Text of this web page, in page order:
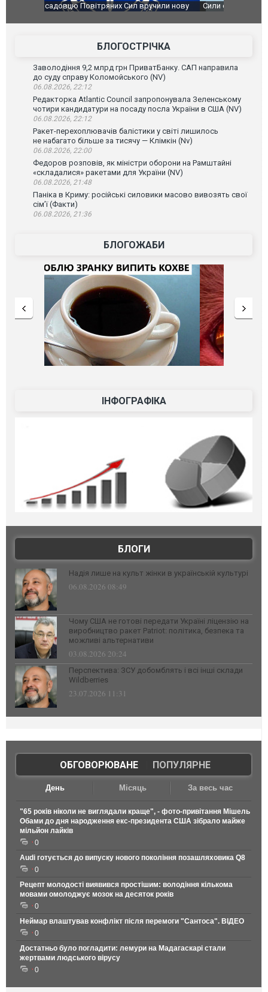
Сили оборони уразили Ярославський НПЗ:
губернатор регіону заявив про наймасштабнішу
атаку. ВІДЕО
Неймар
БЛОГОСТРІЧКА
Заволодіння 9,2 млрд грн ПриватБанку. САП направила
до суду справу Коломойського (NV)
06.08.2026, 22:12
Редакторка Atlantic Council запропонувала Зеленському
чотири кандидатури на посаду посла України в США (NV)
06.08.2026, 22:12
Ракет-перехоплювачів балістики у світі лишилось
не набагато більше за тисячу — Клімкін (Nv)
06.08.2026, 22:00
Федоров розповів, як міністри оборони на Рамштайні
«складалися» ракетами для України (NV)
06.08.2026, 21:48
Паніка в Криму: російські силовики масово вивозять свої
сім’ї (Факти)
06.08.2026, 21:36
БЛОГОЖАБИ
ІНФОГРАФІКА
БЛОГИ
Надія лише на культ жінки в українській культурі
06.08.2026 08:49
Чому США не готові передати Україні ліцензію на
виробництво ракет Patriot: політика, безпека та
можливі альтернативи
03.08.2026 20:24
Перспектива: ЗСУ добомблять і всі інші склади
Wildberries
23.07.2026 11:31
ОБГОВОРЮВАНЕ| ПОПУЛЯРНЕ
День Місяць За весь час
"65 років ніколи не виглядали краще", - фото-привітання Мішель
Обами до дня народження екс-президента США зібрало майже
мільйон лайків
0
Audi готується до випуску нового покоління позашляховика Q8
0
Рецепт молодості виявився простішим: володіння кількома
мовами омолоджує мозок на десяток років
0
Неймар влаштував конфлікт після перемоги "Сантоса". ВІДЕО
0
Достатньо було погладити: лемури на Мадагаскарі стали
жертвами людського вірусу
0